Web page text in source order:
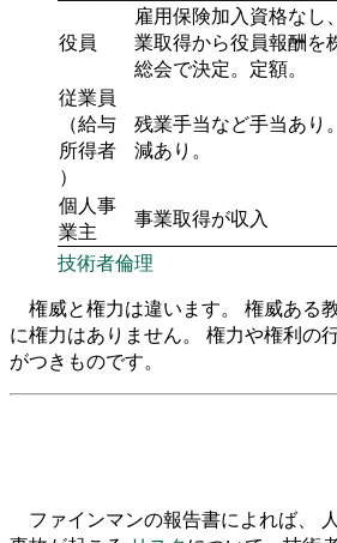
役員
雇用保険加入資格なし
業取得から役員報酬を
総会で決定。定額。
従業員
（給与
所得者
）
残業手当など手当あり
減あり。
個人事
業主
事業取得が収入
技術者倫理
権威と権力は違います。 権威ある
に権力はありません。 権力や権利の
がつきものです。
ファインマンの報告書によれば、